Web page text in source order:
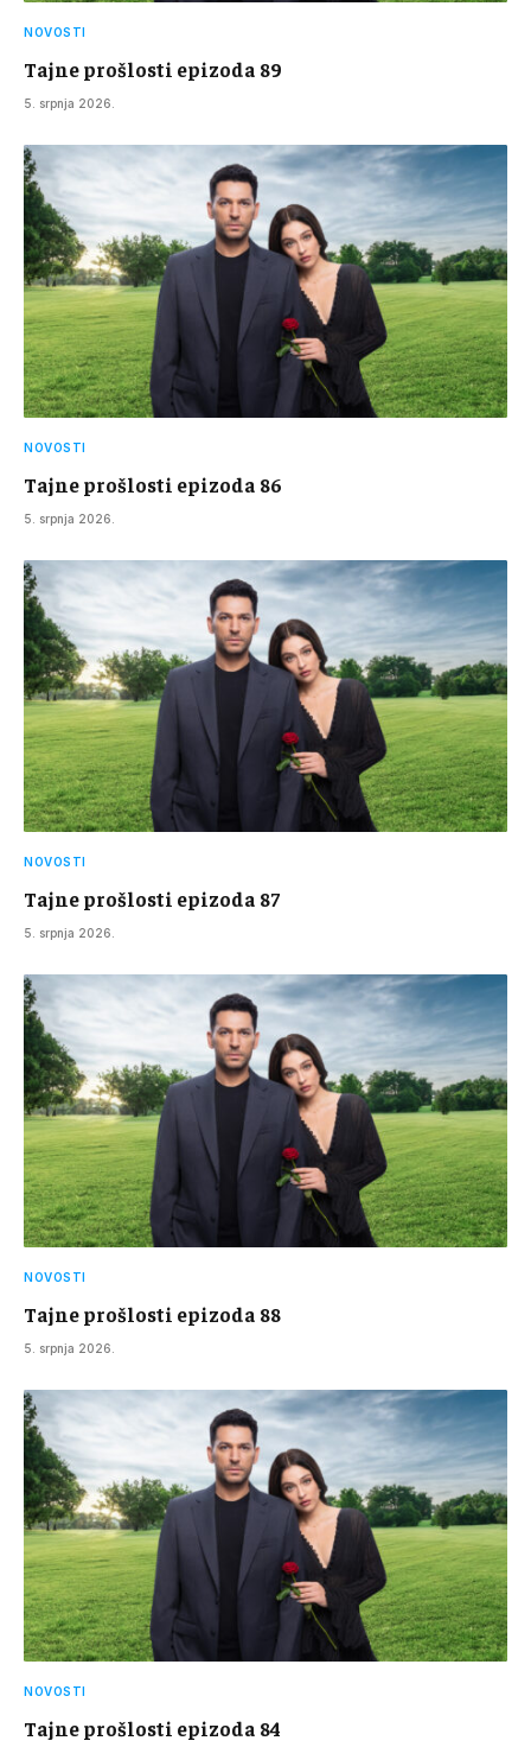
NOVOSTI
Tajne prošlosti epizoda 89
5. srpnja 2026.
NOVOSTI
Tajne prošlosti epizoda 86
5. srpnja 2026.
NOVOSTI
Tajne prošlosti epizoda 87
5. srpnja 2026.
NOVOSTI
Tajne prošlosti epizoda 88
5. srpnja 2026.
NOVOSTI
Tajne prošlosti epizoda 84